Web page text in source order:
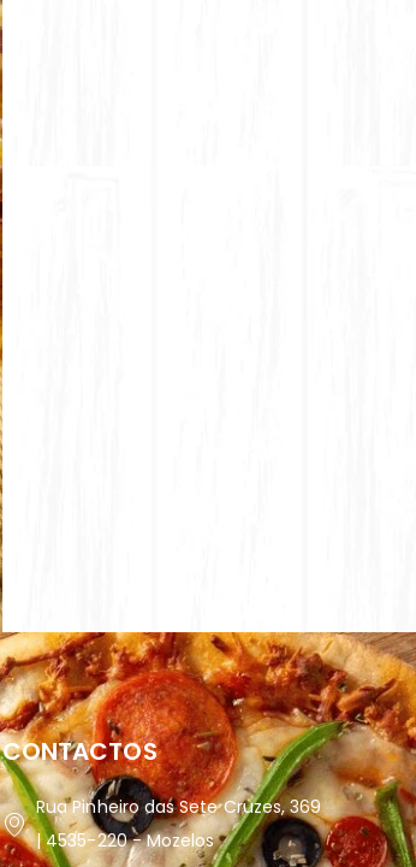
CONTACTOS
Rua Pinheiro das Sete Cruzes, 369
| 4535-220 - Mozelos